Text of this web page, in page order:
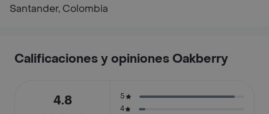
Santander, Colombia
Calificaciones y opiniones Oakberry
4.8
5
4